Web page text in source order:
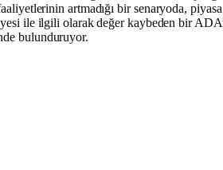
artmadığı bir senaryoda,
ile ilgili olarak değer kaybeden bir
bulunduruyor.